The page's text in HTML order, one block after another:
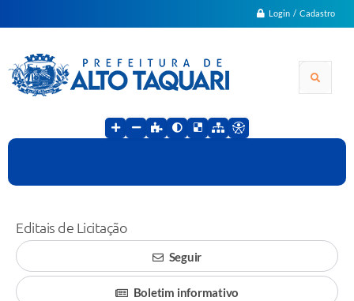
Login / Cadastro
Editais de Licitação
Seguir
Boletim informativo